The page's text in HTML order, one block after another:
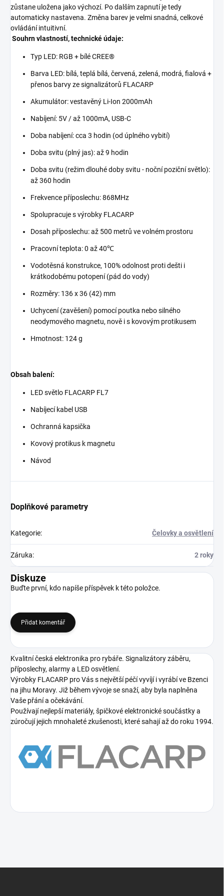
zůstane uložena jako výchozí. Po dalším zapnutí je tedy
automaticky nastavena. Změna barev je velmi snadná, celkové
ovládání intuitivní.
Souhrn vlastností, technické údaje:
Typ LED: RGB + bílé CREE®
Barva LED: bílá, teplá bílá, červená, zelená, modrá, fialová +
přenos barvy ze signalizátorů FLACARP
Akumulátor: vestavěný Li-Ion 2000mAh
Nabíjení: 5V / až 1000mA, USB-C
Doba nabíjení: cca 3 hodin (od úplného vybití)
Doba svitu (plný jas): až 9 hodin
Doba svitu (režim dlouhé doby svitu - noční poziční světlo):
až 360 hodin
Frekvence příposlechu: 868MHz
Spolupracuje s výrobky FLACARP
Dosah příposlechu: až 500 metrů ve volném prostoru
Pracovní teplota: 0 až 40℃
Vodotěsná konstrukce, 100% odolnost proti dešti i
krátkodobému potopení (pád do vody)
Rozměry: 136 x 36 (42) mm
Uchycení (zavěšení) pomocí poutka nebo silného
neodymového magnetu, nově i s kovovým protikusem
Hmotnost: 124 g
Obsah balení:
LED světlo FLACARP FL7
Nabíjecí kabel USB
Ochranná kapsička
Kovový protikus k magnetu
Návod
Doplňkové parametry
Kategorie: Čelovky a osvětlení
Záruka: 2 roky
Diskuze
Buďte první, kdo napíše příspěvek k této položce.
Přidat komentář
Kvalitní česká elektronika pro rybáře. Signalizátory záběru,
příposlechy, alarmy a LED osvětlení.
Výrobky FLACARP pro Vás s největší péčí vyvíjí i vyrábí ve Bzenci
na jihu Moravy. Již během vývoje se snaží, aby byla naplněna
Vaše přání a očekávání.
Používají nejlepší materiály, špičkové elektronické součástky a
zúročují jejich mnohaleté zkušenosti, které sahají až do roku 1994.